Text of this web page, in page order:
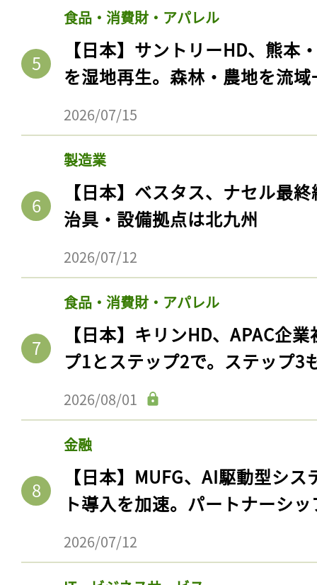
食品・消費財・アパレル
【日本】サントリーHD、熊本
を湿地再生。森林・農地を流
2026/07/15
製造業
【日本】ベスタス、ナセル最
治具・設備拠点は北九州
2026/07/12
食品・消費財・アパレル
【日本】キリンHD、APAC企
プ1とステップ2で。ステップ3
2026/08/01
金融
【日本】MUFG、AI駆動型シ
ト導入を加速。パートナーシ
2026/07/12